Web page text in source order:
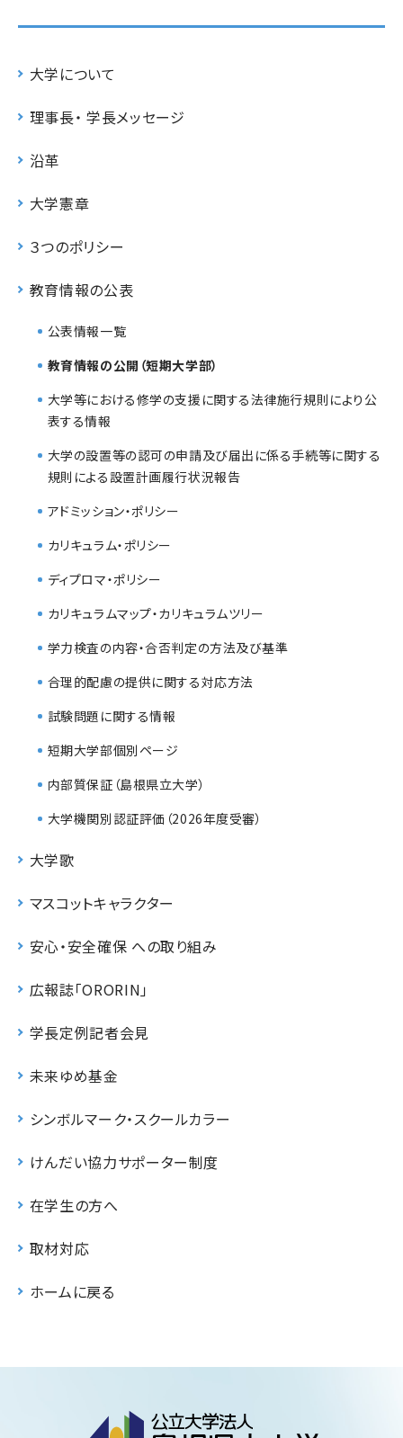
大学について
理事長・ 学長メッセージ
沿革
大学憲章
３つのポリシー
教育情報の公表
公表情報一覧
教育情報の公開（短期大学部）
大学等における修学の支援に関する法律施行規則により公
表する情報
大学の設置等の認可の申請及び届出に係る手続等に関する
規則による設置計画履行状況報告
アドミッション・ポリシー
カリキュラム・ポリシー
ディプロマ・ポリシー
カリキュラムマップ・カリキュラムツリー
学力検査の内容・合否判定の方法及び基準
合理的配慮の提供に関する対応方法
試験問題に関する情報
短期大学部個別ページ
内部質保証（島根県立大学）
大学機関別認証評価（2026年度受審）
大学歌
マスコットキャラクター
安心・安全確保 への取り組み
広報誌「ORORIN」
学長定例記者会見
未来ゆめ基金
シンボルマーク・スクールカラー
けんだい協力サポーター制度
在学生の方へ
取材対応
ホームに戻る